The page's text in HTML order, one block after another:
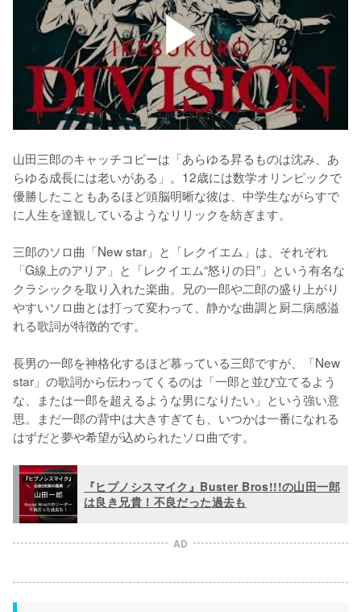
山田三郎のキャッチコピーは「あらゆる昇るものは沈み、あ
らゆる成長には老いがある」。12歳には数学オリンピックで
優勝したこともあるほど頭脳明晰な彼は、中学生ながらすで
に人生を達観しているようなリリックを紡ぎます。
三郎のソロ曲「New star」と「レクイエム」は、それぞれ
「G線上のアリア」と「レクイエム“怒りの日”」という有名な
クラシックを取り入れた楽曲。兄の一郎や二郎の盛り上がり
やすいソロ曲とは打って変わって、静かな曲調と厨二病感溢
れる歌詞が特徴的です。
長男の一郎を神格化するほど慕っている三郎ですが、「New
star」の歌詞から伝わってくるのは「一郎と並び立てるよう
な、または一郎を超えるような男になりたい」という強い意
思。まだ一郎の背中は大きすぎても、いつかは一番になれる
はずだと夢や希望が込められたソロ曲です。
『ヒプノシスマイク』Buster Bros!!!の山田一郎
は良き兄貴！不良だった過去も
AD